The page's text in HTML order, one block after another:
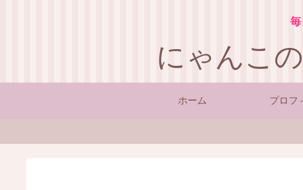
にゃんこ
ホーム プロフ